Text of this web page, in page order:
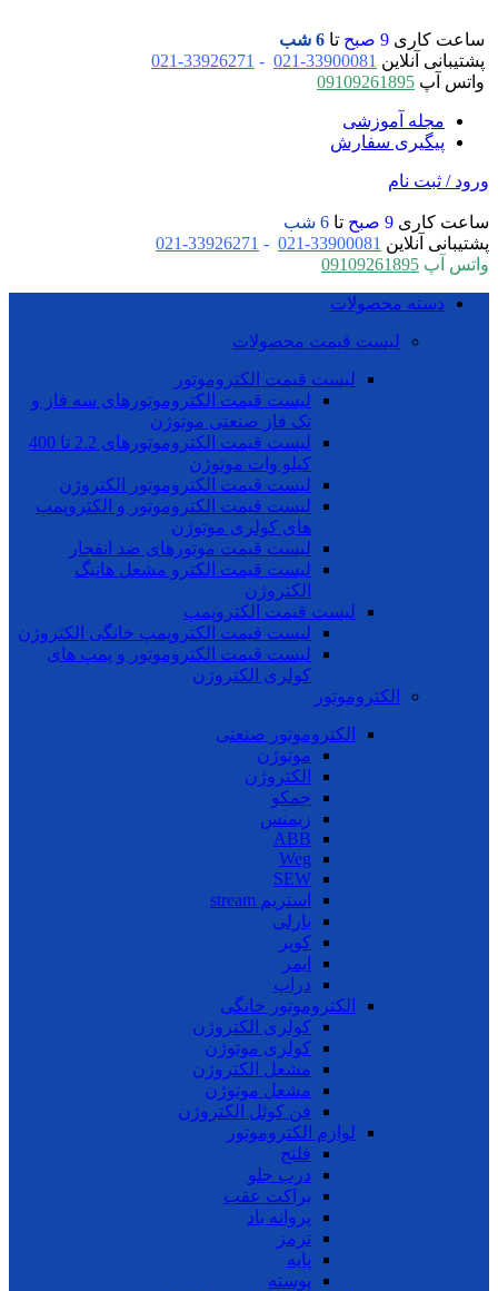
ساعت کاری 9 صبح تا 6 شب
پشتیبانی آنلاین 33900081-021
-
33926271-021
واتس آپ 09109261895
مجله آموزشی
پیگیری سفارش
ورود / ثبت نام
ساعت کاری 9 صبح تا 6 شب
پشتیبانی آنلاین 33900081-021
-
33926271-021
واتس آپ 09109261895
دسته محصولات
لیست قیمت محصولات
لیست قیمت الکتروموتور
لیست قیمت الکتروموتورهای سه فاز و
تک فاز صنعتی موتوژن
لیست قیمت الکتروموتورهای 2.2 تا 400
کیلو وات موتوژن
لیست قیمت الکتروموتور الکتروژن
لیست قیمت الکتروموتور و الکتروپمپ
های کولری موتوژن
لیست قیمت موتورهای ضد انفجار
لیست قیمت الکترو مشعل هانیگ
الکتروژن
لیست قیمت الکتروپمپ
لیست قیمت الکتروپمپ خانگی الکتروژن
لیست قیمت الکتروموتور و پمپ های
کولری الکتروژن
الکتروموتور
الکتروموتور صنعتی
موتوژن
الکتروژن
جمکو
زیمنس
ABB
Weg
SEW
استریم stream
بارلی
کوپر
ایمر
دراپ
الکتروموتور خانگی
کولری الکتروژن
کولری موتوژن
مشعل الکتروژن
مشعل موتوژن
فن کوئل الکتروژن
لوازم الکتروموتور
فلنج
درب جلو
براکت عقب
پروانه باد
ترمز
پایه
پوسته